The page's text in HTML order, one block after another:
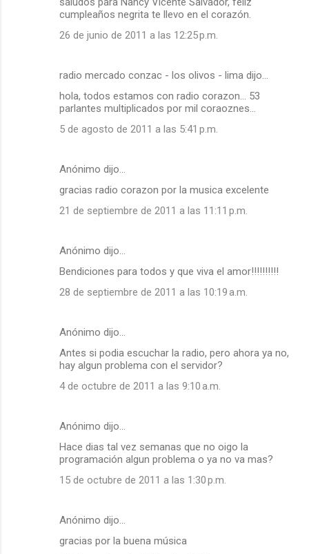
cumpleaños negrita te llevo en el corazón.
26 de junio de 2011 a las 12:25 p.m.
radio mercado conzac - los olivos - lima dijo…
hola, todos estamos con radio corazon... 53
parlantes multiplicados por mil coraoznes...
5 de agosto de 2011 a las 5:41 p.m.
Anónimo dijo…
gracias radio corazon por la musica excelente
21 de septiembre de 2011 a las 11:11 p.m.
Anónimo dijo…
Bendiciones para todos y que viva el amor!!!!!!!!!!
28 de septiembre de 2011 a las 10:19 a.m.
Anónimo dijo…
Antes si podia escuchar la radio, pero ahora ya no,
hay algun problema con el servidor?
4 de octubre de 2011 a las 9:10 a.m.
Anónimo dijo…
Hace dias tal vez semanas que no oigo la
programación algun problema o ya no va mas?
15 de octubre de 2011 a las 1:30 p.m.
Anónimo dijo…
gracias por la buena música